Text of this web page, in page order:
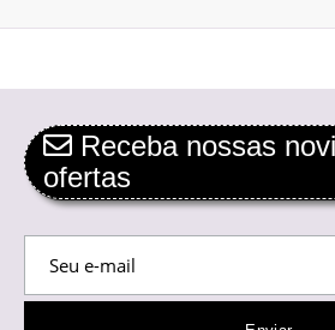
Receba nossas
ofertas